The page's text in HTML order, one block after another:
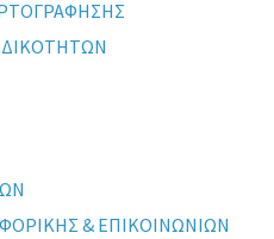
& ΕΠΙΚΟΙΝΩΝΙΩΝ